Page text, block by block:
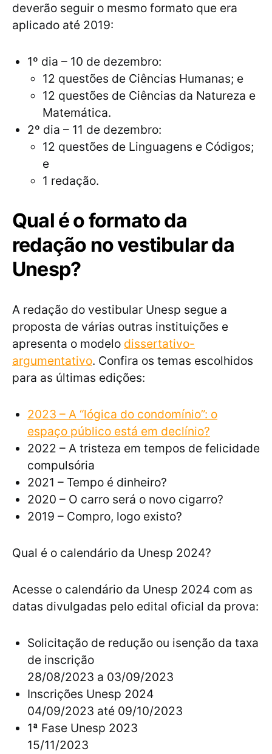
deverão seguir o mesmo formato que era
aplicado até 2019:
1º dia – 10 de dezembro:
12 questões de Ciências Humanas; e
12 questões de Ciências da Natureza e
Matemática.
2º dia – 11 de dezembro:
12 questões de Linguagens e Códigos;
e
1 redação.
Qual é o formato da
redação no vestibular da
Unesp?
A redação do vestibular Unesp segue a
proposta de várias outras instituições e
apresenta o modelo dissertativo-
argumentativo. Confira os temas escolhidos
para as últimas edições:
2023 – A “lógica do condomínio”: o
espaço público está em declínio?
2022 – A tristeza em tempos de felicidade
compulsória
2021 – Tempo é dinheiro?
2020 – O carro será o novo cigarro?
2019 – Compro, logo existo?
Qual é o calendário da Unesp 2024?
Acesse o calendário da Unesp 2024 com as
datas divulgadas pelo edital oficial da prova:
Solicitação de redução ou isenção da taxa
de inscrição
28/08/2023 a 03/09/2023
Inscrições Unesp 2024
04/09/2023 até 09/10/2023
1ª Fase Unesp 2023
15/11/2023